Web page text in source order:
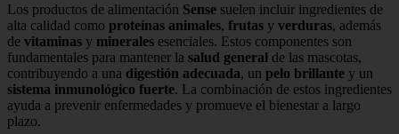
Los productos de alimentación Sense suelen incluir ingredientes de
alta calidad como proteínas animales, frutas y verduras, además
de vitaminas y minerales esenciales. Estos componentes son
fundamentales para mantener la salud general de las mascotas,
contribuyendo a una digestión adecuada, un pelo brillante y un
sistema inmunológico fuerte. La combinación de estos ingredientes
ayuda a prevenir enfermedades y promueve el bienestar a largo
plazo.